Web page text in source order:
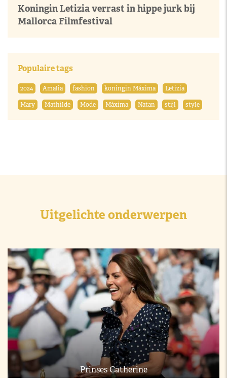
Koningin Letizia verrast in hippe jurk bij
Mallorca Filmfestival
Populaire tags
2024 Amalia fashion koningin Máxima
Letizia
Mary
Mathilde Mode Máxima Natan stijl style
Uitgelichte onderwerpen
Prinses Catherine